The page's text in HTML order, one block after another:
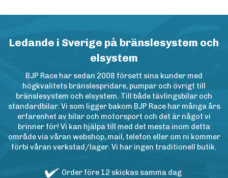
Ledande i Sverige på bränslesystem och
elsystem
BJP Race har sedan 2008 försett sina kunder med
högkvalitets bränslespridare, pumpar och övrigt till
bränslesystem och elsystem. Till både tävlingsbilar och
standardbilar. Vi som ligger bakom BJP Race har många års
erfarenhet av bilar och motorsport och det är något vi
brinner för! Vi kan hjälpa till med det mesta inom detta
område via våran webshop, mail, telefon eller om ni kommer
förbi våran verkstad/lager. Vi har ingen traditionell butik.
Order före 12 skickas samma dag